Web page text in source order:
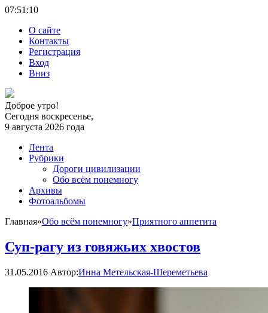
07:51:11
О сайте
Контакты
Регистрация
Вход
Вниз
Доброе утро!
Сегодня воскресенье,
9 августа 2026 года
Лента
Рубрики
Дороги цивилизации
Обо всём понемногу
Архивы
Фотоальбомы
Главная»Обо всём понемногу»Приятного аппетита
Суп-рагу из говяжьих хвостов
31.05.2016 Автор:Инна Метельская-Шереметьева